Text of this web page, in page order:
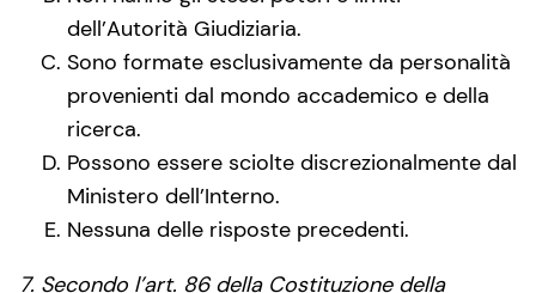
dell’Autorità Giudiziaria.
Sono formate esclusivamente da personalità
provenienti dal mondo accademico e della
ricerca.
Possono essere sciolte discrezionalmente dal
Ministero dell’Interno.
Nessuna delle risposte precedenti.
7. Secondo l’art. 86 della Costituzione della